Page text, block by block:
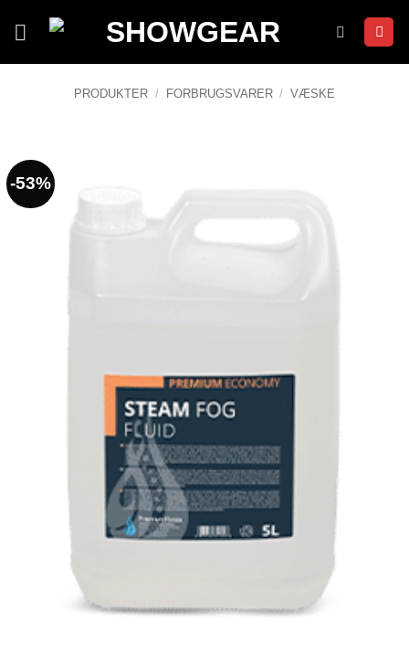
PRODUKTER / FORBRUGSVARER / VÆSKE
-53%